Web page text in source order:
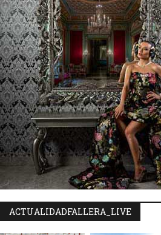
ACTUALIDADFALLERA_LIVE